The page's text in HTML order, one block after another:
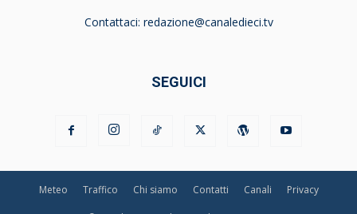
Contattaci: redazione@canaledieci.tv
SEGUICI
Meteo Traffico Chi siamo Contatti Canali Privacy